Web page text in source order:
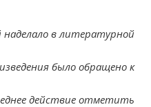
наделало в литературной
было обращено к
действие отметить